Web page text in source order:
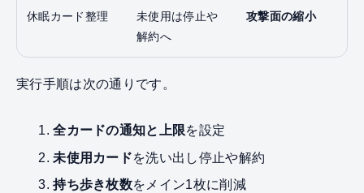
休眠カード整理
未使用は停止や
解約へ
攻撃面の縮小
実行手順は次の通りです。
全カードの通知と上限を設定
未使用カードを洗い出し停止や解約
持ち歩き枚数をメイン1枚に削減